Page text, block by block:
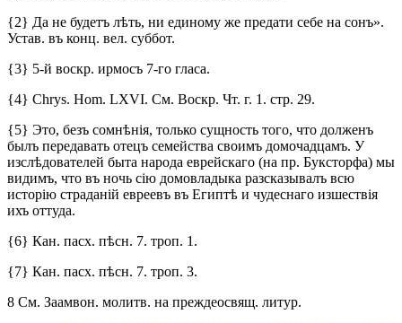
{2} Да не будетъ лѣть, ни единому же предати себе на сонъ».
Устав. въ конц. вел. суббот.
{3} 5-й воскр. ирмосъ 7-го гласа.
{4} Chrys. Hom. LXVI. См. Воскр. Чт. г. 1. стр. 29.
{5} Это, безъ сомнѣнія, только сущность того, что долженъ
былъ передавать отецъ семейства своимъ домочадцамъ. У
изслѣдователей быта народа еврейскаго (на пр. Буксторфа) мы
видимъ, что въ ночь сію домовладыка разсказывалъ всю
исторію страданій евреевъ въ Египтѣ и чудеснаго изшествія
ихъ оттуда.
{6} Кан. пасх. пѣсн. 7. троп. 1.
{7} Кан. пасх. пѣсн. 7. троп. 3.
8 См. Заамвон. молитв. на преждеосвящ. литур.